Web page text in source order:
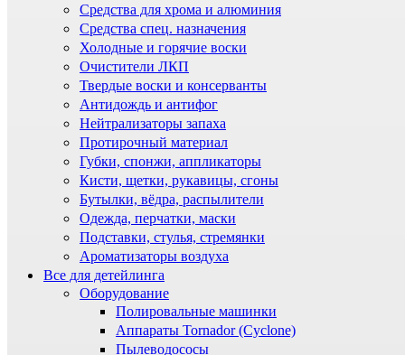
Средства для хрома и алюминия
Средства спец. назначения
Холодные и горячие воски
Очистители ЛКП
Твердые воски и консерванты
Антидождь и антифог
Нейтрализаторы запаха
Протирочный материал
Губки, спонжи, аппликаторы
Кисти, щетки, рукавицы, сгоны
Бутылки, вёдра, распылители
Одежда, перчатки, маски
Подставки, стулья, стремянки
Ароматизаторы воздуха
Все для детейлинга
Оборудование
Полировальные машинки
Аппараты Tornador (Cyclone)
Пылеводососы